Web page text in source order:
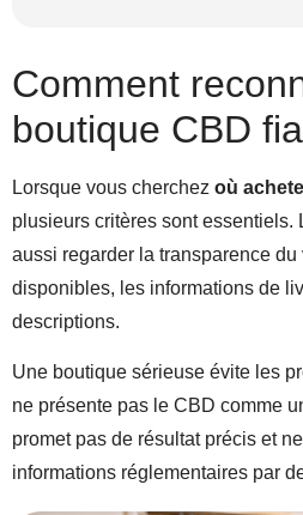
Comment
boutique CBD
Lorsque vous cherchez où
plusieurs critères sont essentiels.
aussi regarder la transparence
disponibles, les informations de
descriptions.
Une boutique sérieuse évite les
ne présente pas le CBD comme
promet pas de résultat précis et
informations réglementaires par